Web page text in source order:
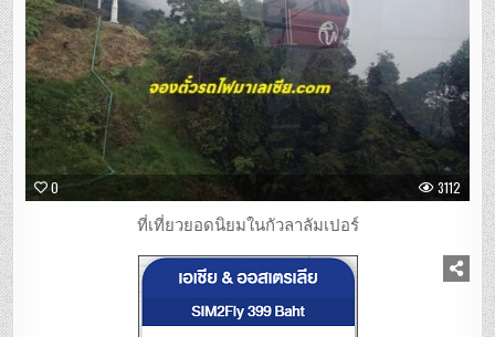
0 3112
ที่เที่ยวยอดนิยมในกัวลาลัมเปอร์